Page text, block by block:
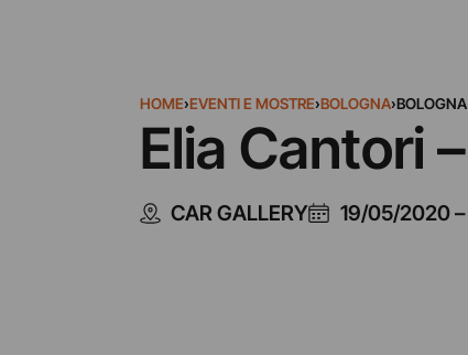
HOME›EVENTI E MOSTRE›BOLOGNA›BOLOGNA
Elia Cantori
CAR GALLERY 19/05/2020–